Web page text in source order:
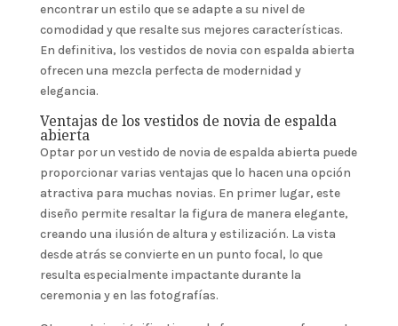
encontrar un estilo que se adapte a su nivel de
comodidad y que resalte sus mejores características.
En definitiva, los vestidos de novia con espalda abierta
ofrecen una mezcla perfecta de modernidad y
elegancia.
Ventajas de los vestidos de novia de espalda
abierta
Optar por un vestido de novia de espalda abierta puede
proporcionar varias ventajas que lo hacen una opción
atractiva para muchas novias. En primer lugar, este
diseño permite resaltar la figura de manera elegante,
creando una ilusión de altura y estilización. La vista
desde atrás se convierte en un punto focal, lo que
resulta especialmente impactante durante la
ceremonia y en las fotografías.